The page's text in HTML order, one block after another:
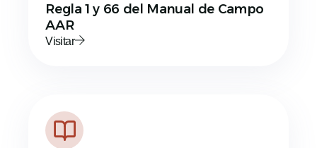
Regla 1 y 66 del Manual de Campo
AAR
Visitar